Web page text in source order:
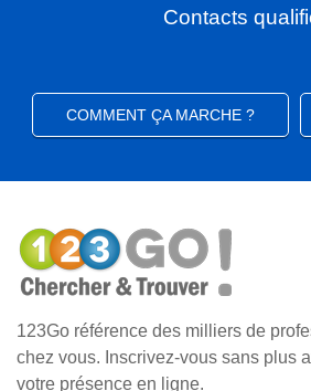
Contacts
COMMENT ÇA MARCHE ?
123Go référence des milliers de
chez vous. Inscrivez-vous sans plus
votre présence en ligne.